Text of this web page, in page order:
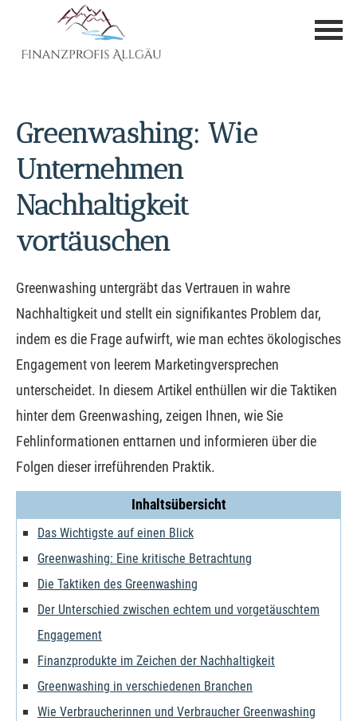
Greenwashing: Wie
Unternehmen
Nachhaltigkeit
vortäuschen
Greenwashing untergräbt das Vertrauen in wahre
Nachhaltigkeit und stellt ein signifikantes Problem dar,
indem es die Frage aufwirft, wie man echtes ökologisches
Engagement von leerem Marketingversprechen
unterscheidet. In diesem Artikel enthüllen wir die Taktiken
hinter dem Greenwashing, zeigen Ihnen, wie Sie
Fehlinformationen enttarnen und informieren über die
Folgen dieser irreführenden Praktik.
Inhaltsübersicht
Das Wichtigste auf einen Blick
Greenwashing: Eine kritische Betrachtung
Die Taktiken des Greenwashing
Der Unterschied zwischen echtem und vorgetäuschtem
Engagement
Finanzprodukte im Zeichen der Nachhaltigkeit
Greenwashing in verschiedenen Branchen
Wie Verbraucherinnen und Verbraucher Greenwashing